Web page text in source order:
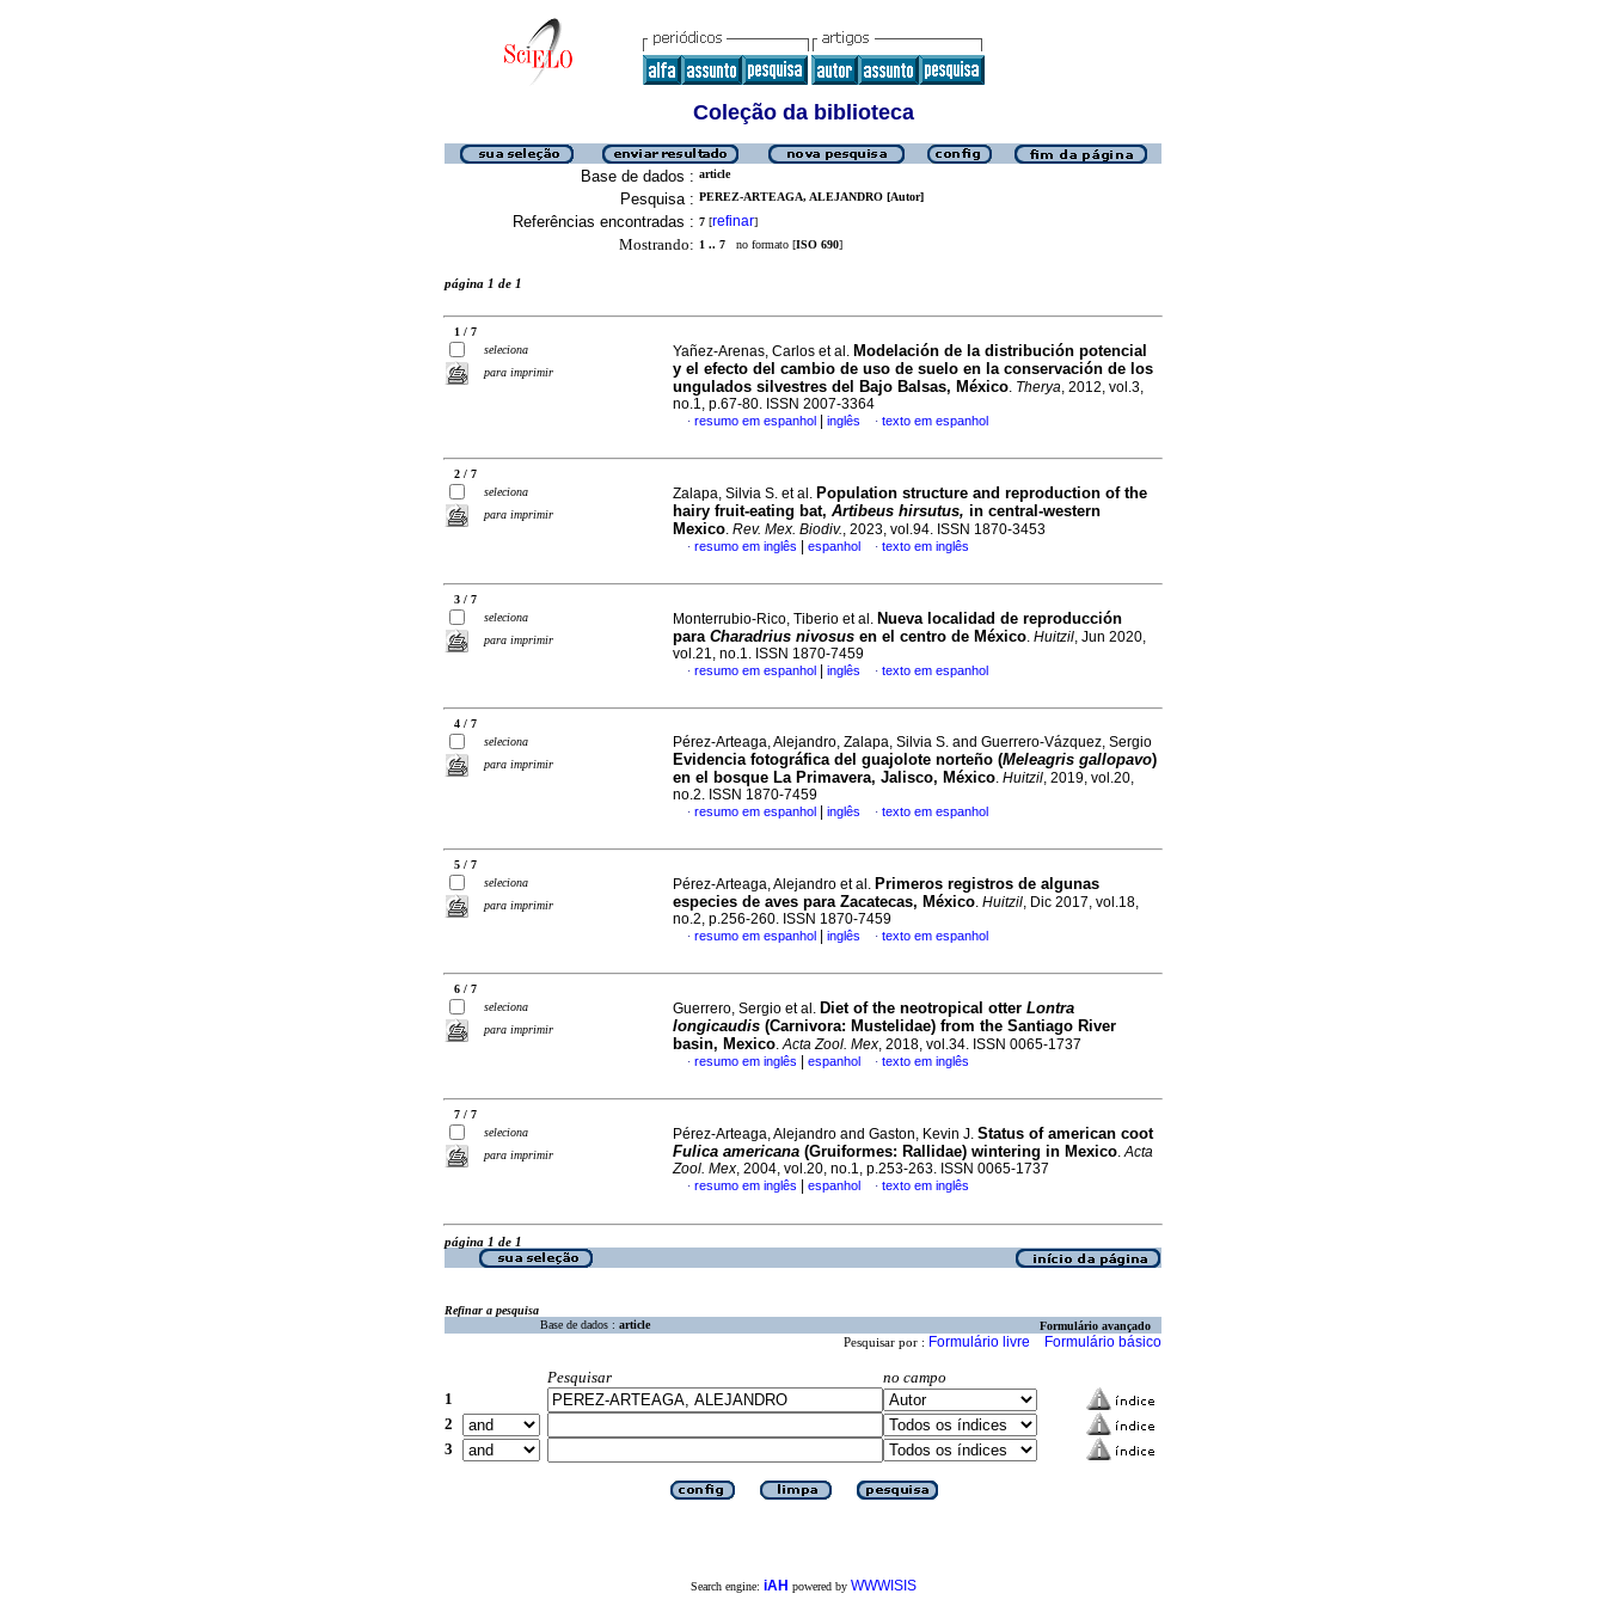
Coleção da biblioteca
Base de dados : article
Pesquisa : PEREZ-ARTEAGA, ALEJANDRO [Autor]
Referências encontradas : 7 [refinar]
Mostrando: 1 .. 7 no formato [ISO 690]
página 1 de 1
1 / 7
seleciona
para imprimir
Yañez-Arenas, Carlos et al. Modelación de la distribución potencial
y el efecto del cambio de uso de suelo en la conservación de los
ungulados silvestres del Bajo Balsas, México. Therya, 2012, vol.3,
no.1, p.67-80. ISSN 2007-3364
· resumo em espanhol inglês · texto em espanhol
2 / 7
seleciona
para imprimir
Zalapa, Silvia S. et al. Population structure and reproduction of the
hairy fruit-eating bat, Artibeus hirsutus, in central-western
Mexico. Rev. Mex. Biodiv., 2023, vol.94. ISSN 1870-3453
· resumo em inglês espanhol · texto em inglês
3 / 7
seleciona
para imprimir
Monterrubio-Rico, Tiberio et al. Nueva localidad de reproducción
para Charadrius nivosus en el centro de México. Huitzil, Jun 2020,
vol.21, no.1. ISSN 1870-7459
· resumo em espanhol inglês · texto em espanhol
4 / 7
seleciona
para imprimir
Pérez-Arteaga, Alejandro, Zalapa, Silvia S. and Guerrero-Vázquez, Sergio
Evidencia fotográfica del guajolote norteño (Meleagris gallopavo)
en el bosque La Primavera, Jalisco, México. Huitzil, 2019, vol.20,
no.2. ISSN 1870-7459
· resumo em espanhol inglês · texto em espanhol
5 / 7
seleciona
para imprimir
Pérez-Arteaga, Alejandro et al. Primeros registros de algunas
especies de aves para Zacatecas, México. Huitzil, Dic 2017, vol.18,
no.2, p.256-260. ISSN 1870-7459
· resumo em espanhol inglês · texto em espanhol
6 / 7
seleciona
para imprimir
Guerrero, Sergio et al. Diet of the neotropical otter Lontra
longicaudis (Carnivora: Mustelidae) from the Santiago River
basin, Mexico.Acta Zool. Mex, 2018, vol.34. ISSN 0065-1737
· resumo em inglês espanhol · texto em inglês
7 / 7
seleciona
para imprimir
Pérez-Arteaga, Alejandro and Gaston, Kevin J. Status of american coot
Fulica americana (Gruiformes: Rallidae) wintering in Mexico.Acta
Zool. Mex, 2004, vol.20, no.1, p.253-263. ISSN 0065-1737
· resumo em inglês espanhol · texto em inglês
página 1 de 1
Refinar a pesquisa
Base de dados : article Formulário avançado
Pesquisar por : Formulário livre Formulário básico
Pesquisar
no campo
1
2
3
Search engine: iAH powered by WWWISIS